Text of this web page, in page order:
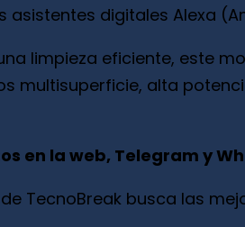
asistentes digitales Alexa
limpieza eficiente, este
multisuperficie, alta
en la web, Telegram y
TecnoBreak busca las